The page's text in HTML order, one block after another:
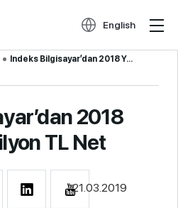
English
İndeks Bilgisayar’dan 2018 Y...
2018
TL Net
21.03.2019